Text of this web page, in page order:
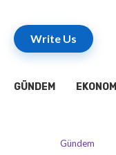
Write Us
GÜNDEM EKONOMI
Gündem